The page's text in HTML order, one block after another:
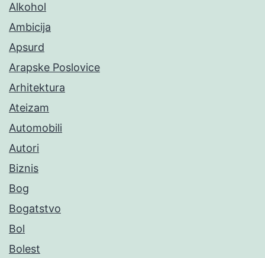
Alkohol
Ambicija
Apsurd
Arapske Poslovice
Arhitektura
Ateizam
Automobili
Autori
Biznis
Bog
Bogatstvo
Bol
Bolest